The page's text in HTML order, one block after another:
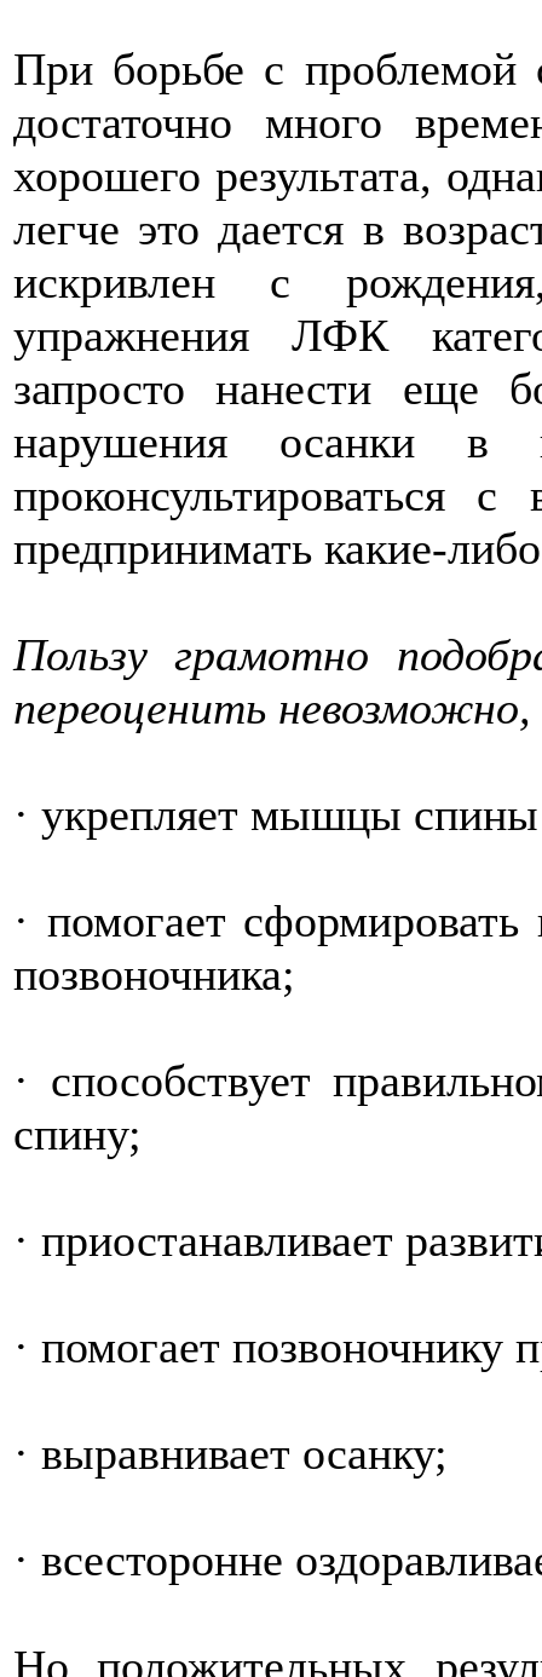
При борьбе с проблемой
достаточно много
хорошего результата,
легче это дается в
искривлен с
упражнения ЛФК
запросто нанести еще
нарушения осанки в
проконсультироваться
предпринимать какие-
Пользу грамотно
переоценить
· укрепляет мышцы
· помогает
позвоночника;
· способствует
спину;
· приостанавливает
· помогает позвоночнику
· выравнивает осанку;
· всесторонне
Но положительных